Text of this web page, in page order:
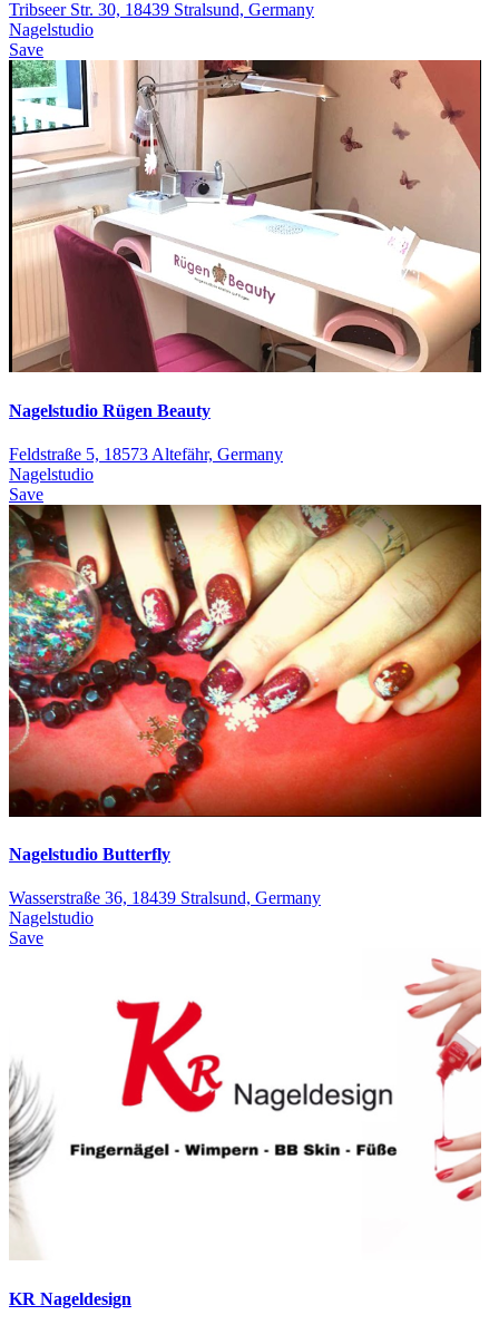
Tribseer Str. 30, 18439 Stralsund, Germany
Nagelstudio
Save
Nagelstudio Rügen Beauty
Feldstraße 5, 18573 Altefähr, Germany
Nagelstudio
Save
Nagelstudio Butterfly
Wasserstraße 36, 18439 Stralsund, Germany
Nagelstudio
Save
KR Nageldesign